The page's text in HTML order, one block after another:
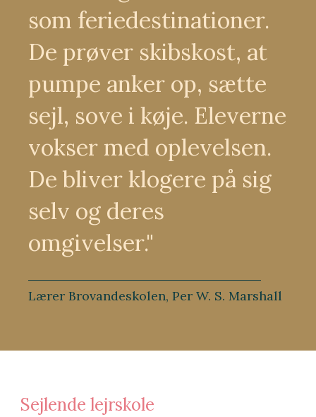
som feriedestinationer.
De prøver skibskost, at
pumpe anker op, sætte
sejl, sove i køje. Eleverne
vokser med oplevelsen.
De bliver klogere på sig
selv og deres
omgivelser."
Lærer Brovandeskolen, Per W. S. Marshall
Sejlende lejrskole